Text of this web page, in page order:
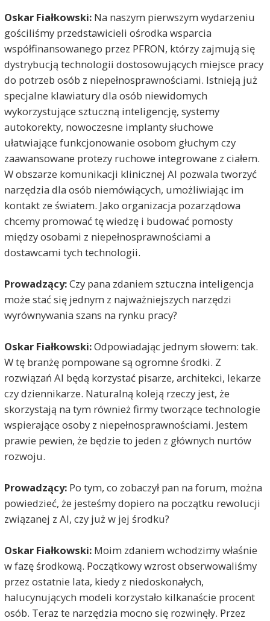
Oskar Fiałkowski:Na naszym pierwszym wydarzeniu
gościliśmy przedstawicieli ośrodka wsparcia
współfinansowanego przez PFRON, którzy zajmują się
dystrybucją technologii dostosowujących miejsce pracy
do potrzeb osób z niepełnosprawnościami. Istnieją już
specjalne klawiatury dla osób niewidomych
wykorzystujące sztuczną inteligencję, systemy
autokorekty, nowoczesne implanty słuchowe
ułatwiające funkcjonowanie osobom głuchym czy
zaawansowane protezy ruchowe integrowane z ciałem.
W obszarze komunikacji klinicznej AI pozwala tworzyć
narzędzia dla osób niemówiących, umożliwiając im
kontakt ze światem. Jako organizacja pozarządowa
chcemy promować tę wiedzę i budować pomosty
między osobami z niepełnosprawnościami a
dostawcami tych technologii.
Prowadzący:Czy pana zdaniem sztuczna inteligencja
może stać się jednym z najważniejszych narzędzi
wyrównywania szans na rynku pracy?
Oskar Fiałkowski:Odpowiadając jednym słowem: tak.
W tę branżę pompowane są ogromne środki. Z
rozwiązań AI będą korzystać pisarze, architekci, lekarze
czy dziennikarze. Naturalną koleją rzeczy jest, że
skorzystają na tym również firmy tworzące technologie
wspierające osoby z niepełnosprawnościami. Jestem
prawie pewien, że będzie to jeden z głównych nurtów
rozwoju.
Prowadzący:Po tym, co zobaczył pan na forum, można
powiedzieć, że jesteśmy dopiero na początku rewolucji
związanej z AI, czy już w jej środku?
Oskar Fiałkowski: Moim zdaniem wchodzimy właśnie
w fazę środkową. Początkowy wzrost obserwowaliśmy
przez ostatnie lata, kiedy z niedoskonałych,
halucynujących modeli korzystało kilkanaście procent
osób. Teraz te narzędzia mocno się rozwinęły. Przez